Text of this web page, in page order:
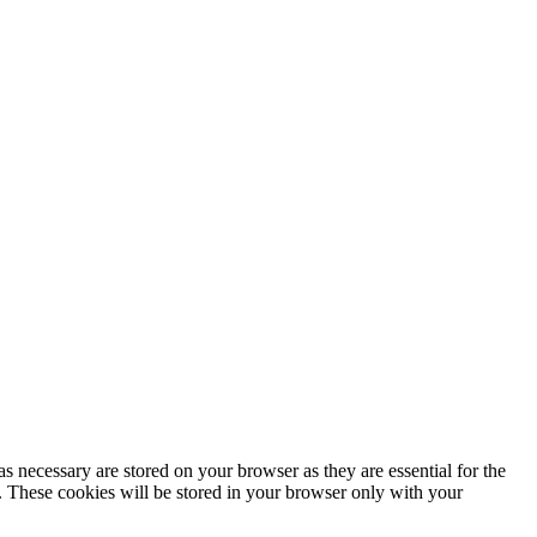
are stored on your browser as they are essential for the
These cookies will be stored in your browser only with your